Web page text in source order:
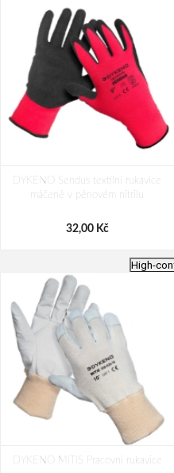
DYKENO Sendus textilní rukavice
máčené v pěnovém nitrilu
32,00 Kč
DYKENO LIGHT SCREEN Pracovní
rukavice
High-
DYKENO MITIS Pracovní rukavice